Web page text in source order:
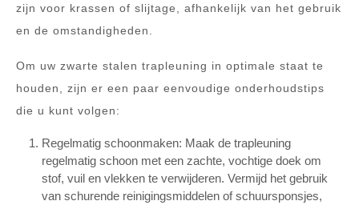
zijn voor krassen of slijtage, afhankelijk van het gebruik
en de omstandigheden.
Om uw zwarte stalen trapleuning in optimale staat te
houden, zijn er een paar eenvoudige onderhoudstips
die u kunt volgen:
Regelmatig schoonmaken: Maak de trapleuning
regelmatig schoon met een zachte, vochtige doek om
stof, vuil en vlekken te verwijderen. Vermijd het gebruik
van schurende reinigingsmiddelen of schuursponsjes,